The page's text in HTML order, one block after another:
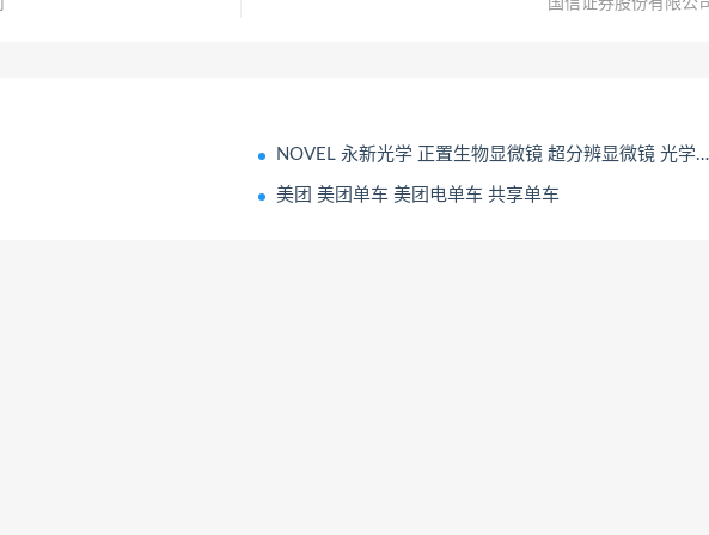
NOVEL 永新光学 正置生物显微镜 超分辨显微镜 光学仪器
美团 美团单车 美团电单车 共享单车